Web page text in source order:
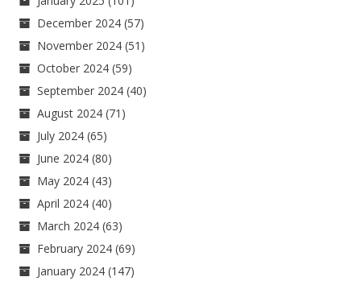
December 2024 (57)
November 2024 (51)
October 2024 (59)
September 2024 (40)
August 2024 (71)
July 2024 (65)
June 2024 (80)
May 2024 (43)
April 2024 (40)
March 2024 (63)
February 2024 (69)
January 2024 (147)